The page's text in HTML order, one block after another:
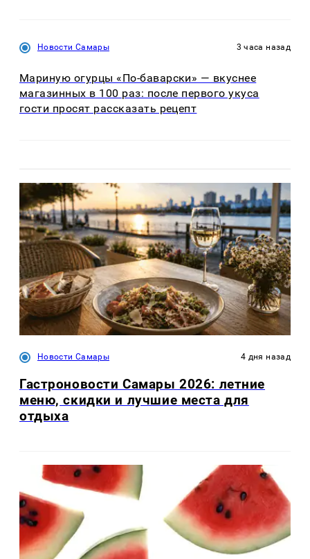
Новости Самары 3 часа назад
Мариную огурцы «По-баварски» — вкуснее
магазинных в 100 раз: после первого укуса
гости просят рассказать рецепт
Новости Самары 4 дня назад
Гастроновости Самары 2026: летние
меню, скидки и лучшие места для
отдыха